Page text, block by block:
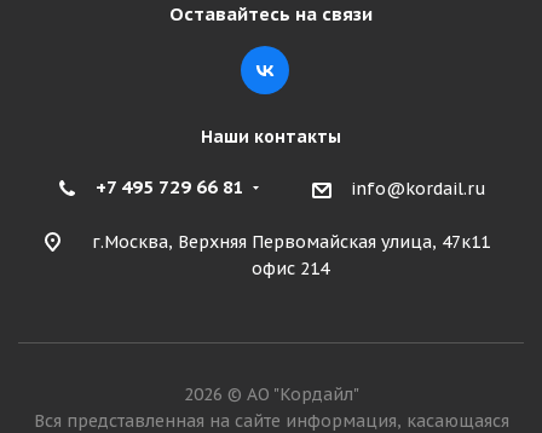
Оставайтесь на связи
Наши контакты
+7 495 729 66 81 info@kordail.ru
г.Москва, Верхняя Первомайская улица, 47к11
офис 214
2026 © АО "Кордайл"
Вся представленная на сайте информация, касающаяся